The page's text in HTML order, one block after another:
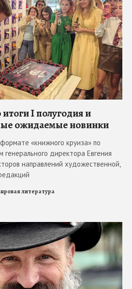
I полугодия и
ожидаемые новинки
«книжного круиза» по
генерального директора Евгения
направлений художественной,
литература